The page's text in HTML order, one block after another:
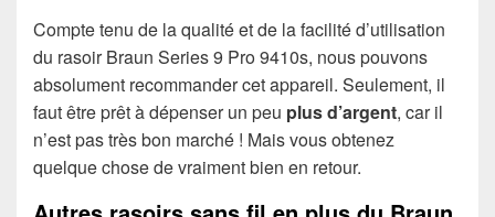
Compte tenu de la qualité et de la facilité d’utilisation
du rasoir Braun Series 9 Pro 9410s, nous pouvons
absolument recommander cet appareil. Seulement, il
faut être prêt à dépenser un peu plus d’argent, car il
n’est pas très bon marché ! Mais vous obtenez
quelque chose de vraiment bien en retour.